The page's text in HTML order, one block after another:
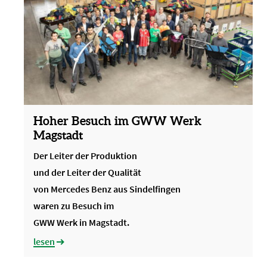
Hoher Besuch im GWW Werk
Magstadt
Der Leiter der Produktion
und der Leiter der Qualität
von Mercedes Benz aus Sindelfingen
waren zu Besuch im
GWW Werk in Magstadt.
lesen